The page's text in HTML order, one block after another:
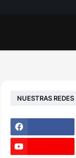
NUESTRAS REDES